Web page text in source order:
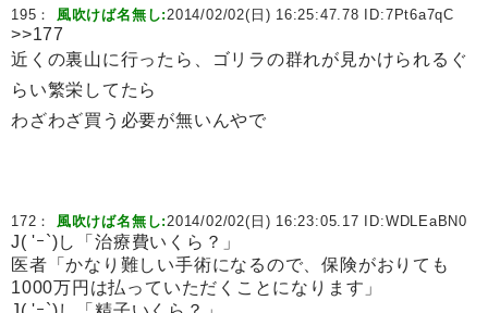
195： 風吹けば名無し:2014/02/02(日) 16:25:47.78 ID:7Pt6a7qC
>>177
近くの裏山に行ったら、ゴリラの群れが見かけられるぐ
らい繁栄してたら
わざわざ買う必要が無いんやで
172： 風吹けば名無し:2014/02/02(日) 16:23:05.17 ID:WDLEaBN0
J( 'ｰ`)し「治療費いくら？」
医者「かなり難しい手術になるので、保険がおりても
1000万円は払っていただくことになります」